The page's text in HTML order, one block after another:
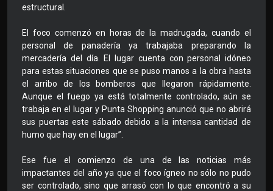
estructural.
El foco comenzó en horas de la madrugada, cuando el
personal de panadería ya trabajaba preparando la
mercadería del día. El lugar cuenta con personal idóneo
para estas situaciones que se puso manos a la obra hasta
el arribo de los bomberos que llegaron rápidamente.
Aunque el fuego ya está totalmente controlado, aún se
trabaja en el lugar y Punta Shopping anunció que no abrirá
sus puertas este sábado debido a la intensa cantidad de
humo que hay en el lugar”.
Ese fue el comienzo de una de las noticias más
impactantes del año ya que el foco ígneo no sólo no pudo
ser controlado, sino que arrasó con lo que encontró a su